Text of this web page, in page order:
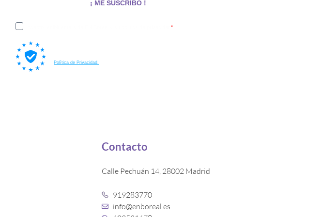
¡ ME SUSCRIBO !
Política de Privacidad.
Contacto
Calle Pechuán 14, 28002 Madrid
919283770
info@enboreal.es